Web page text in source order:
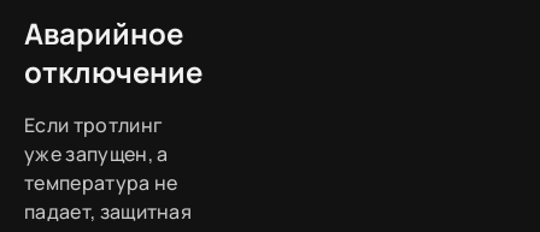
Аварийное
отключение
Если тротлинг
уже запущен, а
температура не
падает, защитная